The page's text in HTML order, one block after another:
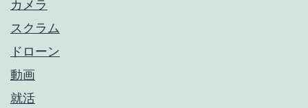
カメラ
スクラム
ドローン
動画
就活